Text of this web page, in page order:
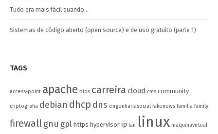
Tudo era mais fácil quando…
Sistemas de código aberto (open source) e de uso gratuito (parte 1)
TAGS
access-point apache bios carreira cloud cms community
criptografia debian dhcp dns engenhariasocial fakenews familia family
firewallgnu gpl https hypervisor ip lan linux maquinavirtual